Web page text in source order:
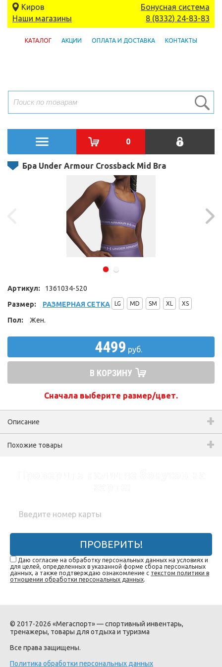
Киров
Наши магазины
Бонусная система
8 (8332) 24-83-83
КАТАЛОГ АКЦИИ ОПЛАТА И ДОСТАВКА КОНТАКТЫ
0
Бра Under Armour Crossback Mid Bra
Артикул:
1361034-520
Размер:
РАЗМЕРНАЯ СЕТКА LG MD SM XL XS
Пол: Жен.
4499 руб.
В КОРЗИНУ
Сначала выберите размер/цвет.
Описание
Похожие товары
ПРОВЕРИТЬ!
Даю согласие на обработку персональных данных на условиях и
для целей, определенных в указанной форме сбора персональных
данных, а также подтверждаю ознакомление с текстом политики в
отношении обработки персональных данных.
© 2017-2026 «Мегаспорт» — спортивный инвентарь,
тренажеры, товары для отдыха и туризма
Все права защищены.
Политика обработки персональных данных